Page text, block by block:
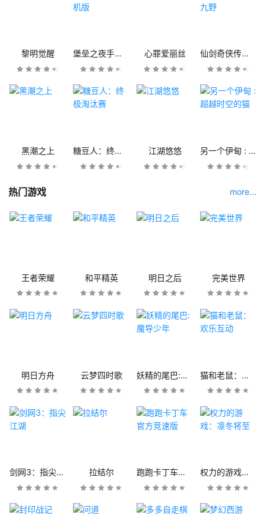
黎明觉醒 堡垒之夜手机版 心罪爱丽丝 仙剑奇侠传九野
黑潮之上 糖豆人：终极淘汰赛 江湖悠悠 另一个伊甸 : 超越时空的猫
热门游戏 more...
王者荣耀 和平精英 明日之后 完美世界
明日方舟 云梦四时歌 妖精的尾巴:魔导少年 猫和老鼠：欢乐互动
剑网3：指尖江湖 拉结尔 跑跑卡丁车官方竞速版 权力的游戏：凛冬将至